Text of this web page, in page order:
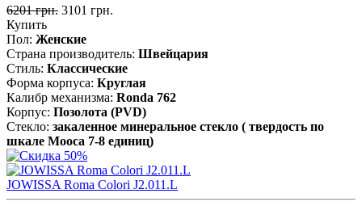
6201 грн. 3101 грн.
Купить
Пол: Женские
Страна производитель: Швейцария
Стиль: Классические
Форма корпуса: Круглая
Калибр механизма: Ronda 762
Корпус: Позолота (PVD)
Стекло: закаленное минеральное стекло ( твердость по
шкале Мооса 7-8 единиц)
JOWISSA Roma Colori J2.011.L